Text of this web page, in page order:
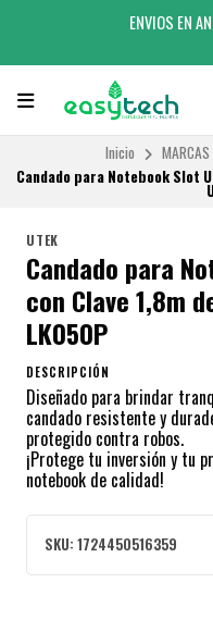
ENVIOS EN
Inicio MARCAS
Candado para Notebook Slot
UTEK
Candado para
con Clave 1,8m
LK050P
DESCRIPCIÓN
Diseñado para brindar
candado resistente y
protegido contra robos.
¡Protege tu inversión y tu
notebook de calidad!
SKU: 1724450516359